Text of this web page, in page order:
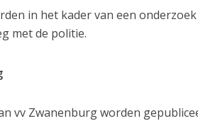
in het kader van een
met de politie.
vv Zwanenburg worden